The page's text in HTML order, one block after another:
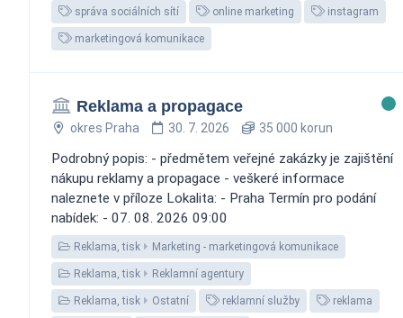
správa sociálních sítí online marketing instagram
marketingová komunikace
Reklama a propagace
okres Praha 30. 7. 2026 35 000 korun
Podrobný popis: - předmětem veřejné zakázky je zajištění
nákupu reklamy a propagace - veškeré informace
naleznete v příloze Lokalita: - Praha Termín pro podání
nabídek: - 07. 08. 2026 09:00
Reklama, tisk Marketing - marketingová komunikace
Reklama, tisk Reklamní agentury
Reklama, tisk Ostatní reklamní služby reklama